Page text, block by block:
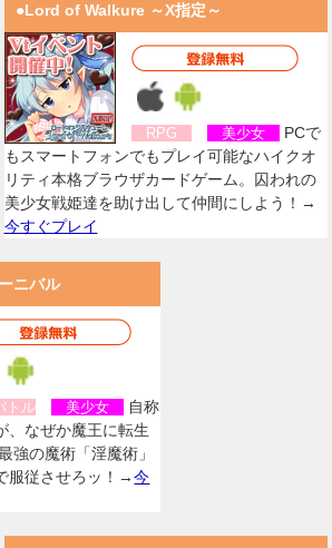
●Lord of Walkure ～X指定～
RPG 美少女
PCで
もスマートフォンでもプレイ可能なハイクオ
リティ本格ブラウザカードゲーム。囚われの
美少女戦姫達を助け出して仲間にしよう！→
今すぐプレイ
ニバル
トル 美少女
自称
、なぜか魔王に転生
強の魔術「淫魔術」
服従させろッ！→今